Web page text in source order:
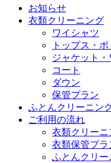
お知らせ
衣類クリーニング
ワイシャツ
トップス・
ジャケット
コート
ダウン
保管プラン
ふとんクリーニン
ご利用の流れ
衣類クリーニ
衣類保管プラ
ふとんクリー